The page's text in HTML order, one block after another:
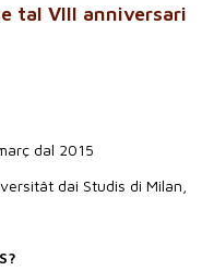
tal VIII anniversari
dal 2015
dai Studis di Milan,